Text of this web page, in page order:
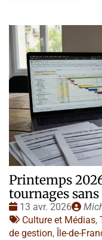
Printemps
tournages
Date
:
13 avr. 2026
par
Tags
:
Culture et Médias,
de gestion, Île-de-